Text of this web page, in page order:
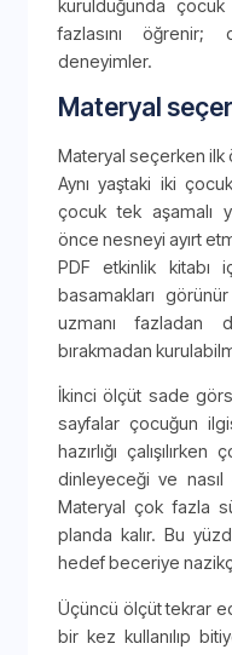
kurulduğunda
fazlasını öğrenir;
deneyimler.
Materyal
Materyal seçerken ilk
Aynı yaştaki iki
çocuk tek aşamalı
önce nesneyi ayırt
PDF etkinlik kitabı
basamakları
uzmanı fazladan
bırakmadan
İkinci ölçüt sade
sayfalar çocuğun
hazırlığı
dinleyeceği ve nasıl
Materyal çok fazla
planda kalır. Bu
hedef beceriye
Üçüncü ölçüt tekrar
bir kez kullanılıp